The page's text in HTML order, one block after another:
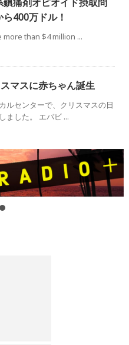
400万ドル！
more than $4 million ...
マスに赤ちゃん誕生
ルセンターで、クリスマスの日
ました。 エバビ ...